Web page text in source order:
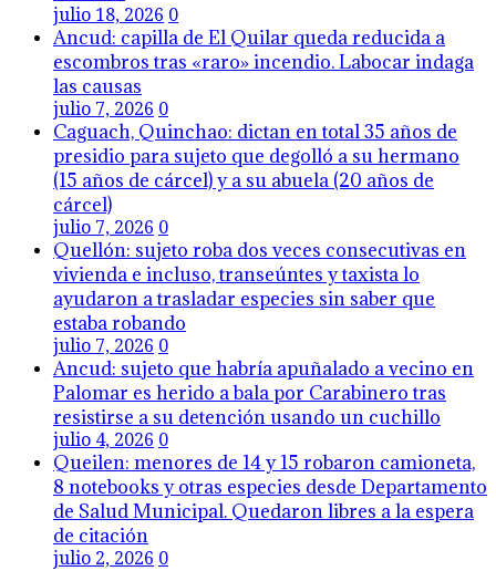
julio 18, 2026 0
Ancud: capilla de El Quilar queda reducida a
escombros tras «raro» incendio. Labocar indaga
las causas
julio 7, 2026 0
Caguach, Quinchao: dictan en total 35 años de
presidio para sujeto que degolló a su hermano
(15 años de cárcel) y a su abuela (20 años de
cárcel)
julio 7, 2026 0
Quellón: sujeto roba dos veces consecutivas en
vivienda e incluso, transeúntes y taxista lo
ayudaron a trasladar especies sin saber que
estaba robando
julio 7, 2026 0
Ancud: sujeto que habría apuñalado a vecino en
Palomar es herido a bala por Carabinero tras
resistirse a su detención usando un cuchillo
julio 4, 2026 0
Queilen: menores de 14 y 15 robaron camioneta,
8 notebooks y otras especies desde Departamento
de Salud Municipal. Quedaron libres a la espera
de citación
julio 2, 2026 0